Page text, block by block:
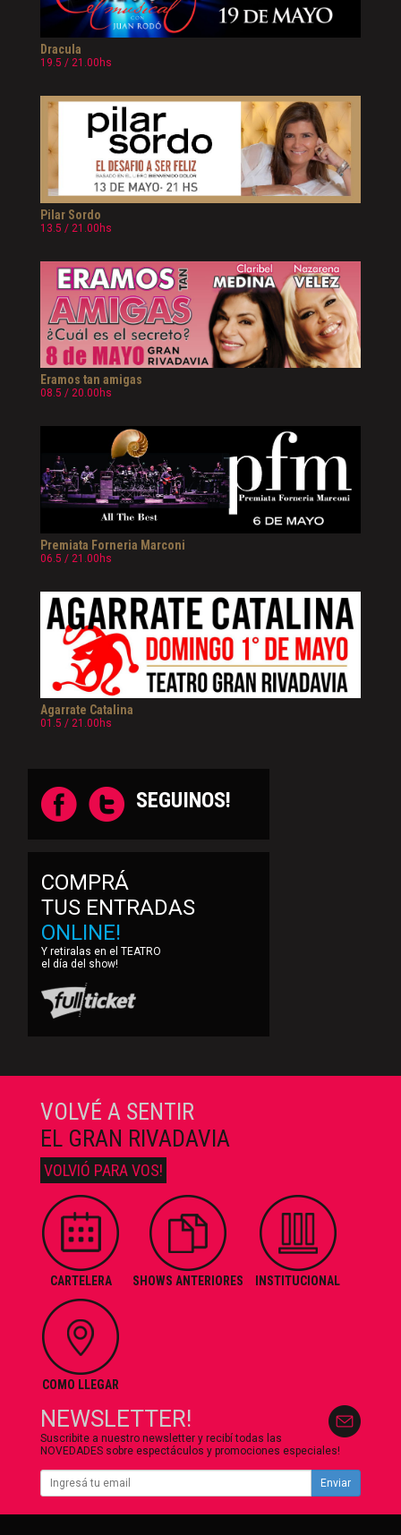
Dracula
19.5 / 21.00hs
Pilar Sordo
13.5 / 21.00hs
Eramos tan amigas
08.5 / 20.00hs
Premiata Forneria Marconi
06.5 / 21.00hs
Agarrate Catalina
01.5 / 21.00hs
SEGUINOS!
COMPRÁ
TUS ENTRADAS
ONLINE!
Y retiralas en el TEATRO
el día del show!
VOLVÉ A SENTIR
EL GRAN RIVADAVIA
VOLVIÓ PARA VOS!
CARTELERA SHOWS ANTERIORES INSTITUCIONAL
COMO LLEGAR
NEWSLETTER!
Suscribite a nuestro newsletter y recibí todas las
NOVEDADES sobre espectáculos y promociones especiales!
Enviar